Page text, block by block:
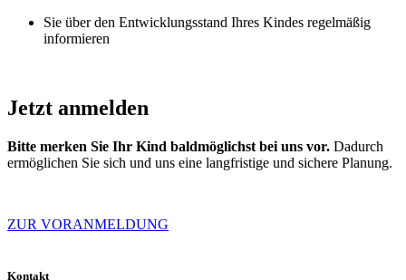
Sie über den Entwicklungsstand Ihres Kindes regelmäßig
informieren
Jetzt anmelden
Bitte merken Sie Ihr Kind baldmöglichst bei uns vor. Dadurch
ermöglichen Sie sich und uns eine langfristige und sichere Planung.
ZUR VORANMELDUNG
Kontakt